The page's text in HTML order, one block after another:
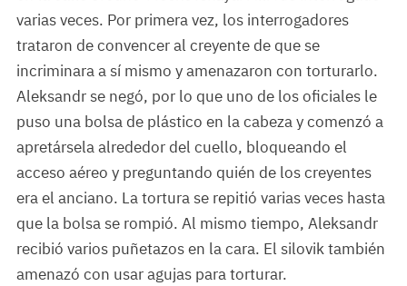
varias veces. Por primera vez, los interrogadores
trataron de convencer al creyente de que se
incriminara a sí mismo y amenazaron con torturarlo.
Aleksandr se negó, por lo que uno de los oficiales le
puso una bolsa de plástico en la cabeza y comenzó a
apretársela alrededor del cuello, bloqueando el
acceso aéreo y preguntando quién de los creyentes
era el anciano. La tortura se repitió varias veces hasta
que la bolsa se rompió. Al mismo tiempo, Aleksandr
recibió varios puñetazos en la cara. El silovik también
amenazó con usar agujas para torturar.